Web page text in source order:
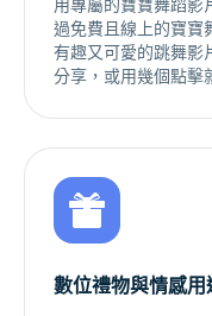
用專屬的寶寶舞蹈影
過免費且線上的寶寶
有趣又可愛的跳舞影
分享，或用幾個點擊
數位禮物與情感用